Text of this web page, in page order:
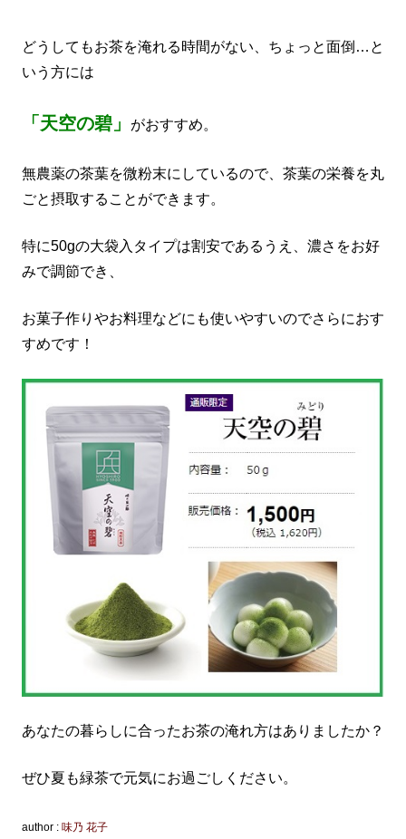
どうしてもお茶を淹れる時間がない、ちょっと面倒…と
いう方には
「天空の碧」 がおすすめ。
無農薬の茶葉を微粉末にしているので、茶葉の栄養を丸
ごと摂取することができます。
特に50gの大袋入タイプは割安であるうえ、濃さをお好
みで調節でき、
お菓子作りやお料理などにも使いやすいのでさらにおす
すめです！
あなたの暮らしに合ったお茶の淹れ方はありましたか？
ぜひ夏も緑茶で元気にお過ごしください。
author : 味乃 花子